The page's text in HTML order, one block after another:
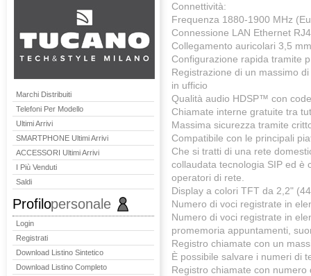
Marchi Distribuiti
Telefoni Per Modello
Ultimi Arrivi
SMARTPHONE Ultimi Arrivi
ACCESSORI Ultimi Arrivi
I Più Venduti
Saldi
Profilopersonale
Login
Registrati
Download Listino Sintetico
Download Listino Completo
Connettività:
Frequenza 1880-1900 MHz
Connessione LAN Ethernet
Collegamento auricolari 3,5 mm
Configurazione rapida tramite
Registrazione di un massimo
in ufficio
Qualità audio HDSP™ con
Chiamate interne gratuite tra
Massima sicurezza tramite
Compatibile con le principali
Che si tratti di una rete
collaudata tecnologia SIP ed è
operatori di rete.
Display a colori TFT da 2,2"
Numero di voci registrate in
Numero di voci registrate in
promemoria appuntamenti,
Registro chiamate con un
È possibile salvare i numeri di
Registro chiamate con